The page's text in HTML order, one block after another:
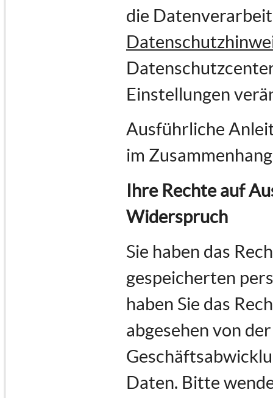
die
Einstellungen
Ausführliche
im
Ihre Rechte auf
Widerspruch
Sie haben das
gespeicherten
haben Sie das
abgesehen von
Daten. Bitte